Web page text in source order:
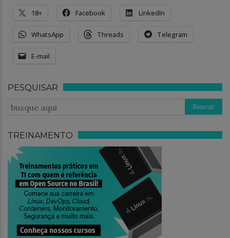
18+ Facebook LinkedIn
WhatsApp Threads Telegram
E-mail
PESQUISAR
TREINAMENTO